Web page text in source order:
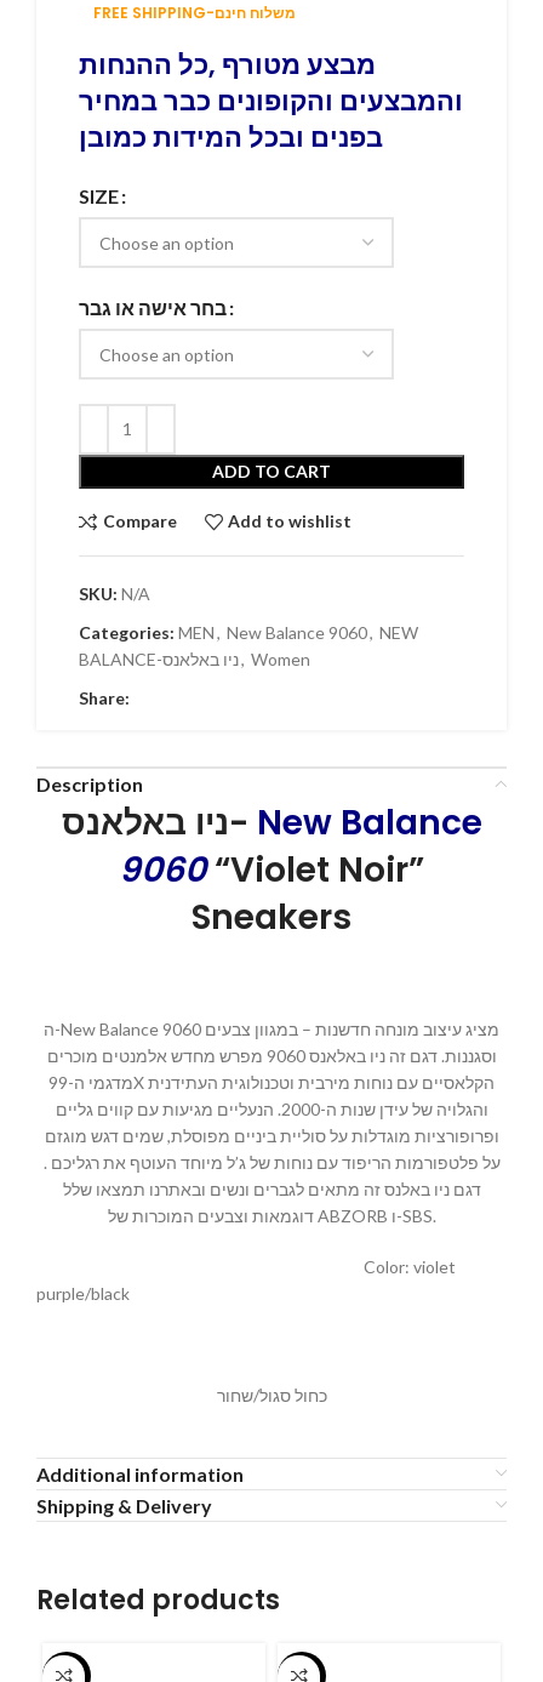
FREE SHIPPING-משלוח חינם
מבצע מטורף ,כל ההנחות
והמבצעים והקופונים כבר במחיר
בפנים ובכל המידות כמובן
SIZE
בחר אישה או גבר
ADD TO CART
Compare Add to wishlist
SKU: N/A
Categories: MEN, New Balance 9060, NEW
BALANCE-ניו באלאנס, Women
Share:
Description
ניו באלאנס- New Balance
9060“Violet Noir”
Sneakers
ה-New Balance 9060 מציג עיצוב מונחה חדשנות – במגוון צבעים
וסגננות. דגם זה ניו באלאנס 9060 מפרש מחדש אלמנטים מוכרים
מדגמי ה-99X הקלאסיים עם נוחות מירבית וטכנולוגית העתידנית
והגלויה של עידן שנות ה-2000. הנעליים מגיעות עם קווים גליים
ופרופורציות מוגדלות על סוליית ביניים מפוסלת, שמים דגש מוגזם
על פלטפורמות הריפוד עם נוחות של ג’ל מיוחד העוטף את רגליכם .
דגם ניו באלנס זה מתאים לגברים ונשים ובאתרנו תמצאו שלל
דוגמאות וצבעים המוכרות של ABZORB ו-SBS.
Color: violet
purple/black
כחול סגול/שחור
Additional information
Shipping & Delivery
Related products
-55% -55%